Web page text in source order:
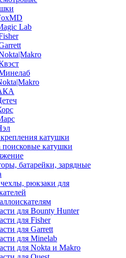
Lab
катушки
катушки
батарейки, зарядные
рюкзаки для
для Bounty Hunter
для Fisher
для Garrett
для Minelab
для Nokta и Makro